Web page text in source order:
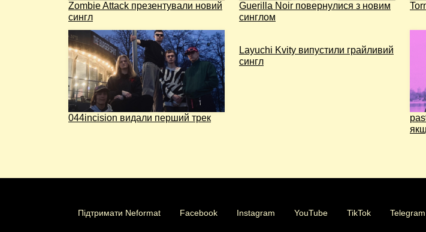
Zombie Attack презентували новий
сингл
Guerilla Noir повернулися з новим
синглом
044incision видали перший трек
Layuchi Kvity випустили грайливий
сингл
Підтримати Neformat Facebook Instagram YouTube TikTok Telegram